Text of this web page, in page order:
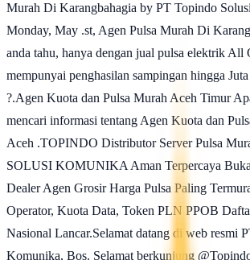
Murah Di Karangbahagia by PT Topindo
Monday, May .st, Agen Pulsa Murah Di
anda tahu, hanya dengan jual pulsa elektrik All
mempunyai penghasilan sampingan hingga
?.Agen Kuota dan Pulsa Murah Aceh Timur
mencari informasi tentang Agen Kuota dan
Aceh .TOPINDO Distributor Server Pulsa
SOLUSI KOMUNIKA Aman Terpercaya Buka
Dealer Agen Grosir Harga Pulsa Paling
Operator, Kuota Data, Token PLN PPOB
Nasional Lancar.Selamat datang di web resmi
Komunika, Bos. Selamat berkunjung